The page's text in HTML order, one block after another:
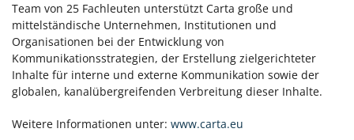
Team von 25 Fachleuten unterstützt Carta große und
mittelständische Unternehmen, Institutionen und
Organisationen bei der Entwicklung von
Kommunikationsstrategien, der Erstellung zielgerichteter
Inhalte für interne und externe Kommunikation sowie der
globalen, kanalübergreifenden Verbreitung dieser Inhalte.
Weitere Informationen unter: www.carta.eu